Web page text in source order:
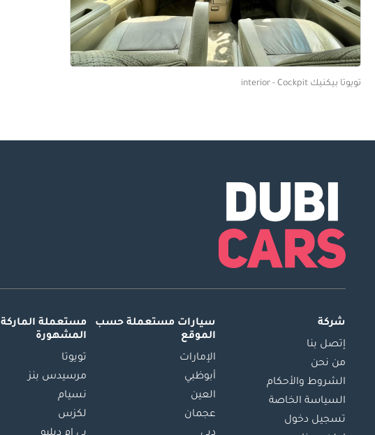
تويوتا بيكنيك interior - Cockpit
شركة
إتصل بنا
من نحن
الشروط والأحكام
السياسة الخاصة
تسجيل دخول
سيارات مستعملة حسب
الموقع
الإمارات
أبوظبي
العين
عجمان
مستعملة الماركة
المشهورة
تويوتا
مرسيدس بنز
نسيام
لكزس